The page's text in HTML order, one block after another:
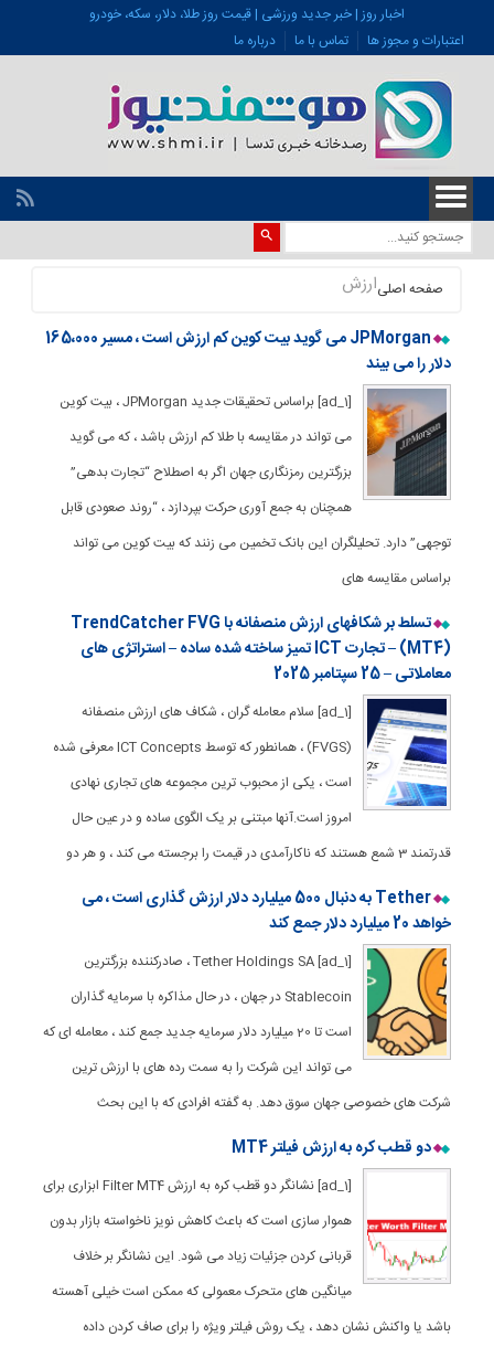
اخبار روز | خبر جدید ورزشی | قیمت روز طلا، دلار، سکه، خودرو
اعتبارات و مجوز ها
تماس با ما درباره ما
صفحه اصلیارزش
JPMorgan می گوید بیت کوین کم ارزش است ، مسیر 165،000
دلار را می بیند
[ad_1] براساس تحقیقات جدید JPMorgan ، بیت کوین
می تواند در مقایسه با طلا کم ارزش باشد ، که می گوید
بزرگترین رمزنگاری جهان اگر به اصطلاح “تجارت بدهی”
همچنان به جمع آوری حرکت بپردازد ، “روند صعودی قابل
توجهی” دارد. تحلیلگران این بانک تخمین می زنند که بیت کوین می تواند
براساس مقایسه های
تسلط بر شکافهای ارزش منصفانه با TrendCatcher FVG
(MT4) – تجارت ICT تمیز ساخته شده ساده – استراتژی های
معاملاتی – 25 سپتامبر 2025
[ad_1] سلام معامله گران ، شکاف های ارزش منصفانه
(FVGS) ، همانطور که توسط ICT Concepts معرفی شده
است ، یکی از محبوب ترین مجموعه های تجاری نهادی
امروز است.آنها مبتنی بر یک الگوی ساده و در عین حال
قدرتمند 3 شمع هستند که ناکارآمدی در قیمت را برجسته می کند ، و هر دو
Tether به دنبال 500 میلیارد دلار ارزش گذاری است ، می
خواهد 20 میلیارد دلار جمع کند
[ad_1] Tether Holdings SA ، صادرکننده بزرگترین
Stablecoin در جهان ، در حال مذاکره با سرمایه گذاران
است تا 20 میلیارد دلار سرمایه جدید جمع کند ، معامله ای که
می تواند این شرکت را به سمت رده های با ارزش ترین
شرکت های خصوصی جهان سوق دهد. به گفته افرادی که با این بحث
دو قطب کره به ارزش فیلتر MT4
[ad_1] نشانگر دو قطب کره به ارزش Filter MT4 ابزاری برای
هموار سازی است که باعث کاهش نویز ناخواسته بازار بدون
قربانی کردن جزئیات زیاد می شود. این نشانگر بر خلاف
میانگین های متحرک معمولی که ممکن است خیلی آهسته
باشد یا واکنش نشان دهد ، یک روش فیلتر ویژه را برای صاف کردن داده